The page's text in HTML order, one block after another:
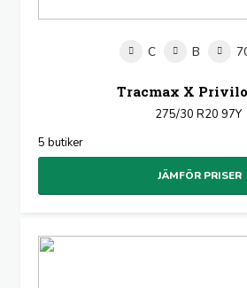
C B
Tracmax X
275/30 R20 97Y
5 butiker
JÄMFÖR PRISER